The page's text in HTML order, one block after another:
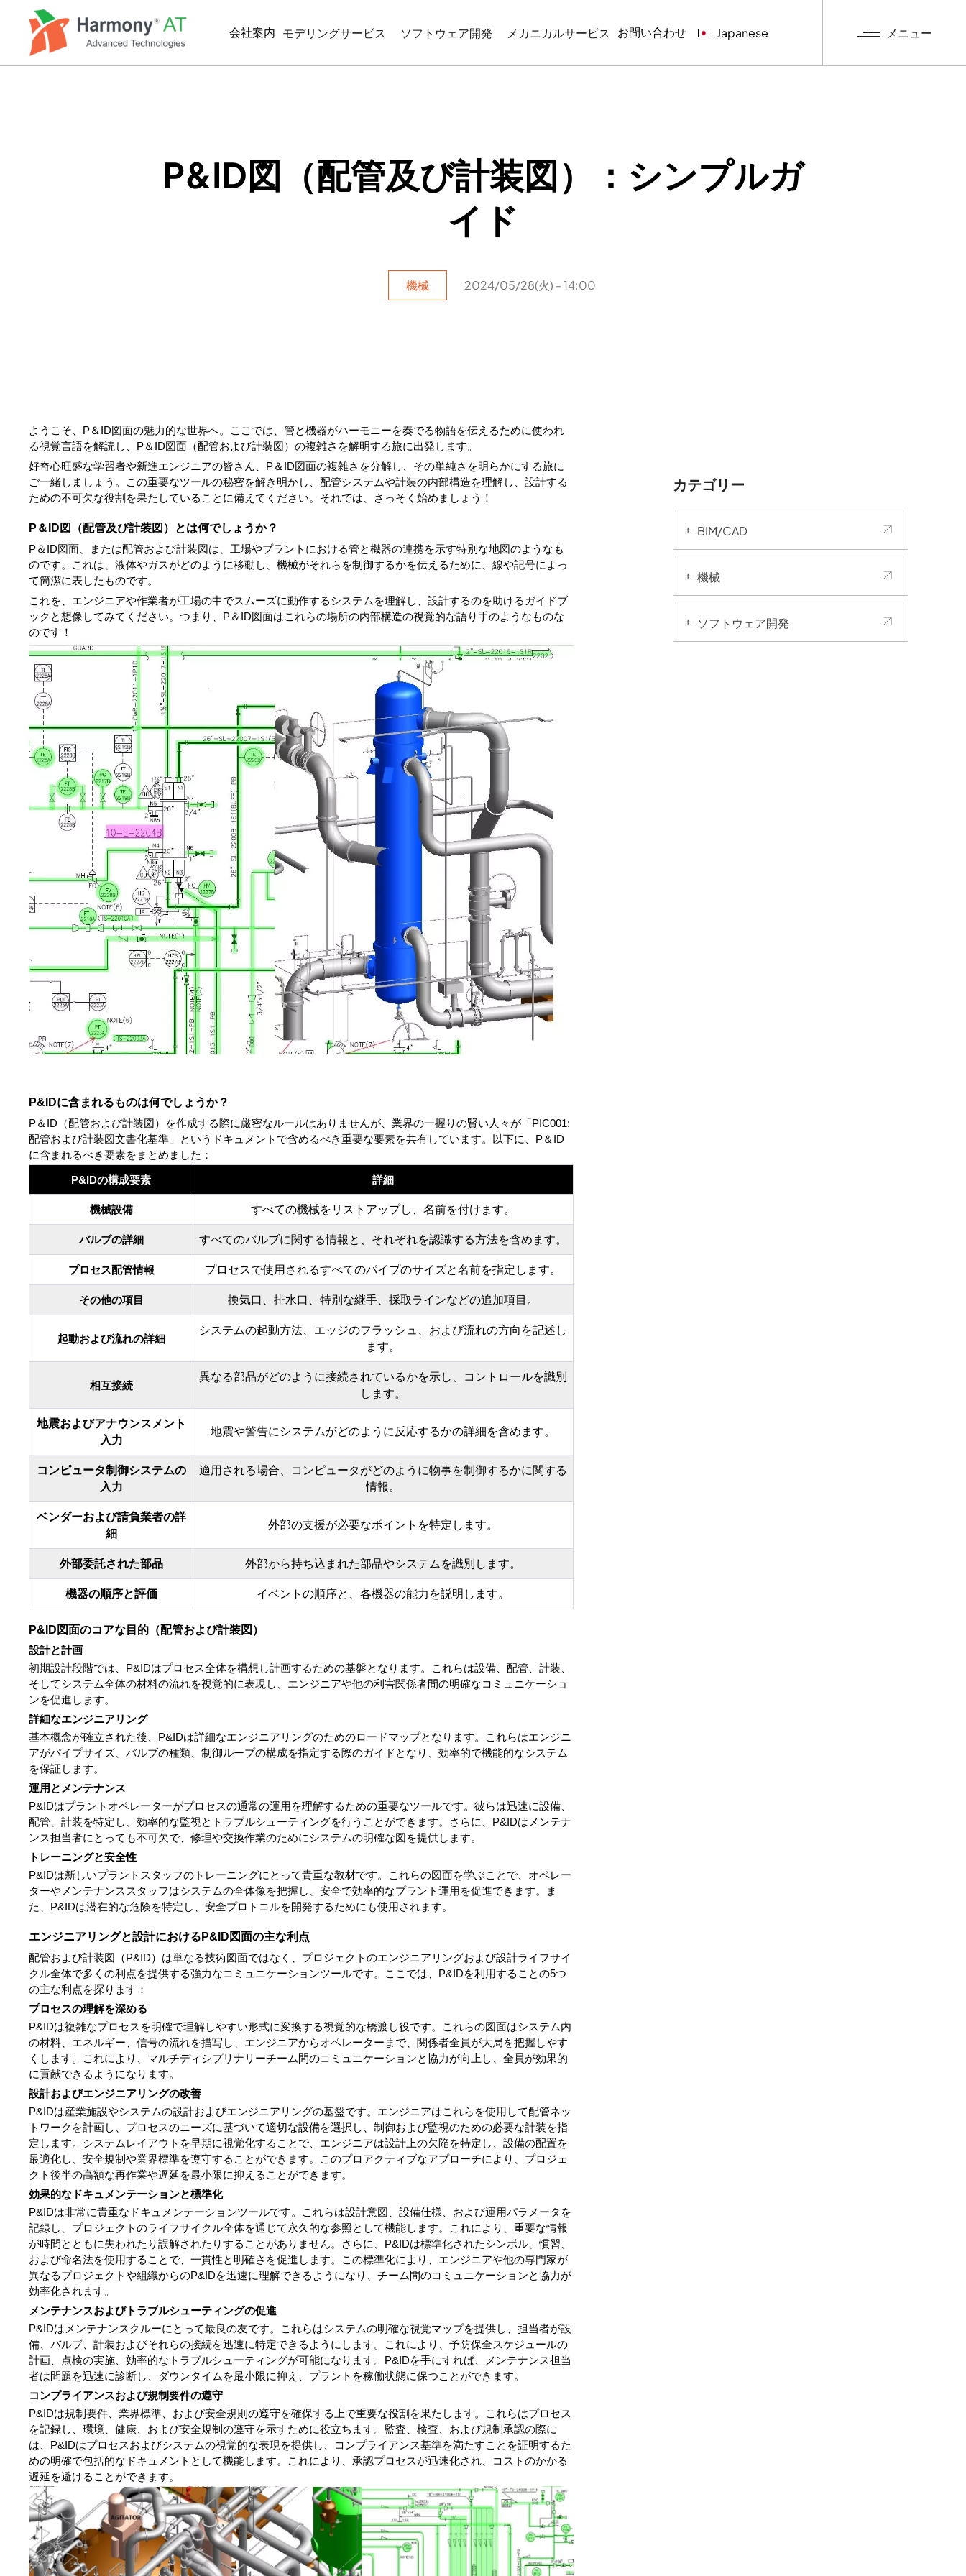
会社案内 モデリングサービス
SIMULATIONとVISUALIZATION
ソフトウェア開発 メカニカルサービス お問い合わせ Japanese メニュー
P&ID図（配管及び計装図）：シンプルガ
イド
機械 2024/05/28(火) - 14:00
ようこそ、P＆ID図面の魅力的な世界へ。ここでは、管と機器がハーモニーを奏でる物語を伝えるために使われ
る視覚言語を解読し、P＆ID図面（配管および計装図）の複雑さを解明する旅に出発します。
好奇心旺盛な学習者や新進エンジニアの皆さん、P＆ID図面の複雑さを分解し、その単純さを明らかにする旅に
ご一緒しましょう。この重要なツールの秘密を解き明かし、配管システムや計装の内部構造を理解し、設計する
ための不可欠な役割を果たしていることに備えてください。それでは、さっそく始めましょう！
P＆ID図（配管及び計装図）とは何でしょうか？
P＆ID図面、または配管および計装図は、工場やプラントにおける管と機器の連携を示す特別な地図のようなも
のです。これは、液体やガスがどのように移動し、機械がそれらを制御するかを伝えるために、線や記号によっ
て簡潔に表したものです。
これを、エンジニアや作業者が工場の中でスムーズに動作するシステムを理解し、設計するのを助けるガイドブ
ックと想像してみてください。つまり、P＆ID図面はこれらの場所の内部構造の視覚的な語り手のようなものな
のです！
P&IDに含まれるものは何でしょうか？
P＆ID（配管および計装図）を作成する際に厳密なルールはありませんが、業界の一握りの賢い人々が「PIC001:
配管および計装図文書化基準」というドキュメントで含めるべき重要な要素を共有しています。以下に、P＆ID
に含まれるべき要素をまとめました：
P&IDの構成要素 詳細
機械設備 すべての機械をリストアップし、名前を付けます。
バルブの詳細 すべてのバルブに関する情報と、それぞれを認識する方法を含めます。
プロセス配管情報 プロセスで使用されるすべてのパイプのサイズと名前を指定します。
その他の項目 換気口、排水口、特別な継手、採取ラインなどの追加項目。
起動および流れの詳細
システムの起動方法、エッジのフラッシュ、および流れの方向を記述し
ます。
相互接続
異なる部品がどのように接続されているかを示し、コントロールを識別
します。
地震およびアナウンスメント
入力
地震や警告にシステムがどのように反応するかの詳細を含めます。
コンピュータ制御システムの
入力
適用される場合、コンピュータがどのように物事を制御するかに関する
情報。
ベンダーおよび請負業者の詳
細
外部の支援が必要なポイントを特定します。
外部委託された部品 外部から持ち込まれた部品やシステムを識別します。
機器の順序と評価 イベントの順序と、各機器の能力を説明します。
P&ID図面のコアな目的（配管および計装図）
設計と計画
初期設計段階では、P&IDはプロセス全体を構想し計画するための基盤となります。これらは設備、配管、計装、
そしてシステム全体の材料の流れを視覚的に表現し、エンジニアや他の利害関係者間の明確なコミュニケーショ
ンを促進します。
詳細なエンジニアリング
基本概念が確立された後、P&IDは詳細なエンジニアリングのためのロードマップとなります。これらはエンジニ
アがパイプサイズ、バルブの種類、制御ループの構成を指定する際のガイドとなり、効率的で機能的なシステム
を保証します。
運用とメンテナンス
P&IDはプラントオペレーターがプロセスの通常の運用を理解するための重要なツールです。彼らは迅速に設備、
配管、計装を特定し、効率的な監視とトラブルシューティングを行うことができます。さらに、P&IDはメンテナ
ンス担当者にとっても不可欠で、修理や交換作業のためにシステムの明確な図を提供します。
トレーニングと安全性
P&IDは新しいプラントスタッフのトレーニングにとって貴重な教材です。これらの図面を学ぶことで、オペレー
ターやメンテナンススタッフはシステムの全体像を把握し、安全で効率的なプラント運用を促進できます。ま
た、P&IDは潜在的な危険を特定し、安全プロトコルを開発するためにも使用されます。
エンジニアリングと設計におけるP&ID図面の主な利点
配管および計装図（P&ID）は単なる技術図面ではなく、プロジェクトのエンジニアリングおよび設計ライフサイ
クル全体で多くの利点を提供する強力なコミュニケーションツールです。ここでは、P&IDを利用することの5つ
の主な利点を探ります：
プロセスの理解を深める
P&IDは複雑なプロセスを明確で理解しやすい形式に変換する視覚的な橋渡し役です。これらの図面はシステム内
の材料、エネルギー、信号の流れを描写し、エンジニアからオペレーターまで、関係者全員が大局を把握しやす
くします。これにより、マルチディシプリナリーチーム間のコミュニケーションと協力が向上し、全員が効果的
に貢献できるようになります。
設計およびエンジニアリングの改善
P&IDは産業施設やシステムの設計およびエンジニアリングの基盤です。エンジニアはこれらを使用して配管ネッ
トワークを計画し、プロセスのニーズに基づいて適切な設備を選択し、制御および監視のための必要な計装を指
定します。システムレイアウトを早期に視覚化することで、エンジニアは設計上の欠陥を特定し、設備の配置を
最適化し、安全規制や業界標準を遵守することができます。このプロアクティブなアプローチにより、プロジェ
クト後半の高額な再作業や遅延を最小限に抑えることができます。
効果的なドキュメンテーションと標準化
P&IDは非常に貴重なドキュメンテーションツールです。これらは設計意図、設備仕様、および運用パラメータを
記録し、プロジェクトのライフサイクル全体を通じて永久的な参照として機能します。これにより、重要な情報
が時間とともに失われたり誤解されたりすることがありません。さらに、P&IDは標準化されたシンボル、慣習、
および命名法を使用することで、一貫性と明確さを促進します。この標準化により、エンジニアや他の専門家が
異なるプロジェクトや組織からのP&IDを迅速に理解できるようになり、チーム間のコミュニケーションと協力が
効率化されます。
メンテナンスおよびトラブルシューティングの促進
P&IDはメンテナンスクルーにとって最良の友です。これらはシステムの明確な視覚マップを提供し、担当者が設
備、バルブ、計装およびそれらの接続を迅速に特定できるようにします。これにより、予防保全スケジュールの
計画、点検の実施、効率的なトラブルシューティングが可能になります。P&IDを手にすれば、メンテナンス担当
者は問題を迅速に診断し、ダウンタイムを最小限に抑え、プラントを稼働状態に保つことができます。
コンプライアンスおよび規制要件の遵守
P&IDは規制要件、業界標準、および安全規則の遵守を確保する上で重要な役割を果たします。これらはプロセス
を記録し、環境、健康、および安全規制の遵守を示すために役立ちます。監査、検査、および規制承認の際に
は、P&IDはプロセスおよびシステムの視覚的な表現を提供し、コンプライアンス基準を満たすことを証明するた
めの明確で包括的なドキュメントとして機能します。これにより、承認プロセスが迅速化され、コストのかかる
遅延を避けることができます。
カテゴリー
BIM/CAD
機械
ソフトウェア開発